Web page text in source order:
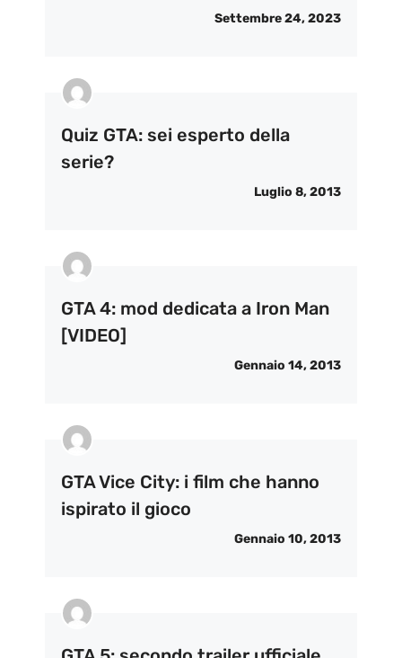
Settembre 24, 2023
Quiz GTA: sei esperto della
serie?
Luglio 8, 2013
GTA 4: mod dedicata a Iron Man
[VIDEO]
Gennaio 14, 2013
GTA Vice City: i film che hanno
ispirato il gioco
Gennaio 10, 2013